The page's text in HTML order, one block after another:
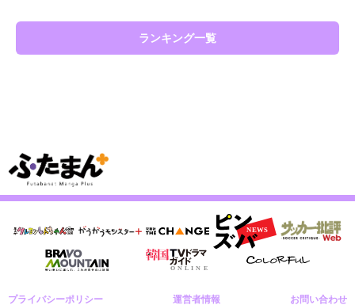
ランキング一覧
プライバシーポリシー 運営者情報 お問い合わせ